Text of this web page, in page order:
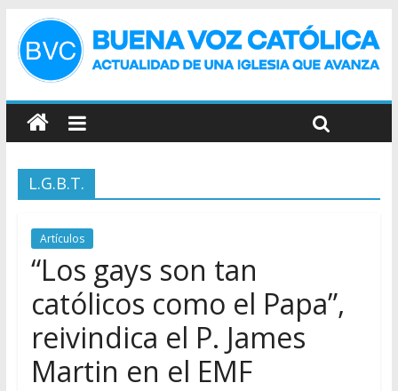
L.G.B.T.
Artículos
“Los gays son tan
católicos como el Papa”,
reivindica el P. James
Martin en el EMF